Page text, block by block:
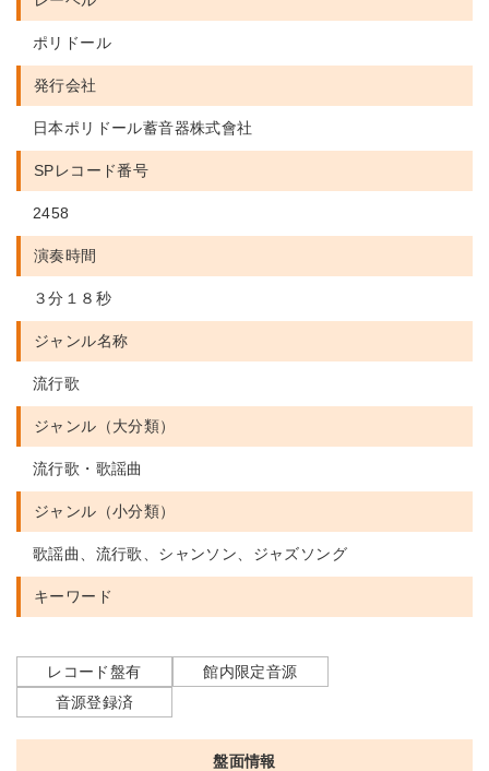
盤面情報
ポリドール
発行会社
日本ポリドール蓄音器株式會社
SPレコード番号
2458
演奏時間
３分１８秒
ジャンル名称
流行歌
ジャンル（大分類）
流行歌・歌謡曲
ジャンル（小分類）
歌謡曲、流行歌、シャンソン、ジャズソング
キーワード
レコード盤有
館内限定音源
音源登録済